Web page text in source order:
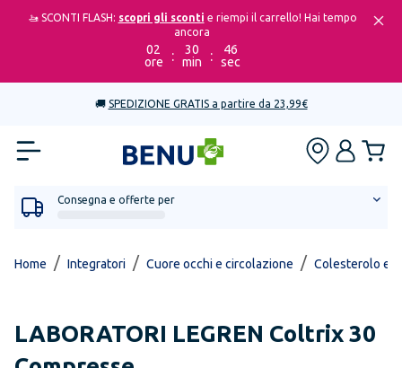
🚤 SCONTI FLASH: scopri gli sconti e riempi il carrello! Hai tempo
ancora
02
ore
:
30
min
:
46
sec
🚚 SPEDIZIONE GRATIS a partire da 23,99€
Consegna e offerte per
Home / Integratori / Cuore occhi e circolazione / Colesterolo e
LABORATORI LEGREN Coltrix 30